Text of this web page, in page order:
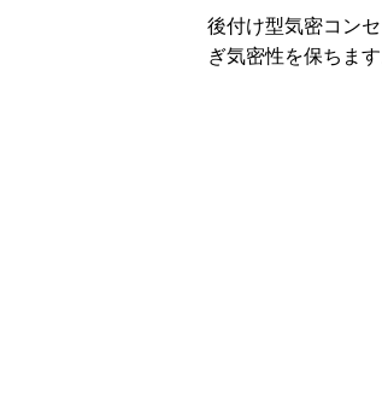
後付け型気密コン
ぎ気密性を保ちます